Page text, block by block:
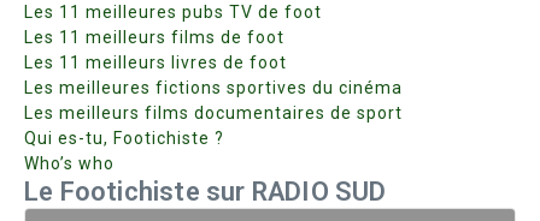
Les 11 meilleures pubs TV de foot
Les 11 meilleurs films de foot
Les 11 meilleurs livres de foot
Les meilleures fictions sportives du cinéma
Les meilleurs films documentaires de sport
Qui es-tu, Footichiste ?
Who’s who
Le Footichiste sur RADIO SUD